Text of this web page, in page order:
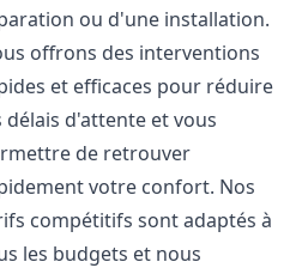
ou d'une installation.
offrons des interventions
et efficaces pour réduire
délais d'attente et vous
de retrouver
votre confort. Nos
compétitifs sont adaptés à
les budgets et nous